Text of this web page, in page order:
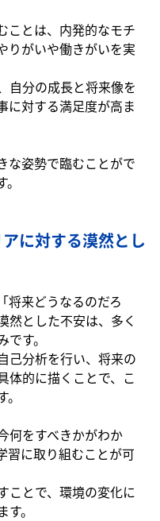
ことは、内発的なモチ
りがいや働きがいを実
自分の成長と将来像を
に対する満足度が高ま
な姿勢で臨むことがで
に対する漠然とし
将来どうなるのだろ
然とした不安は、多く
す。
己分析を行い、将来の
体的に描くことで、こ
何をすべきかがわか
習に取り組むことが可
ことで、環境の変化に
。